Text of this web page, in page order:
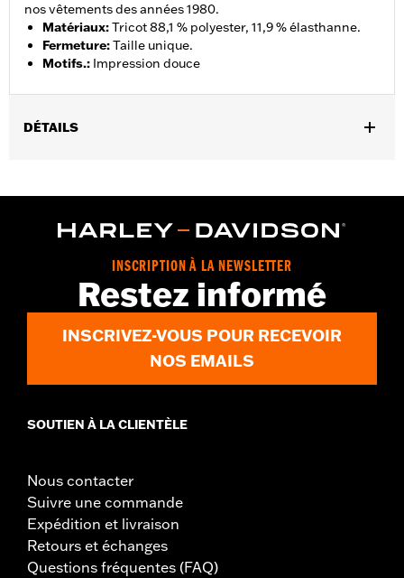
nos vêtements des années 1980.
Matériaux:Tricot 88,1 % polyester, 11,9 % élasthanne.
Fermeture:Taille unique.
Motifs.: Impression douce
DÉTAILS
GARANTIE:Garantie limitée de 2 ans – Rendez-vous surwww.h-
Origine:Importé
INSCRIPTION À LA NEWSLETTER
Restez informé
INSCRIVEZ-VOUS POUR RECEVOIR
NOS EMAILS
SOUTIEN À LA CLIENTÈLE
Nous contacter
Suivre une commande
Expédition et livraison
Retours et échanges
Questions fréquentes (FAQ)